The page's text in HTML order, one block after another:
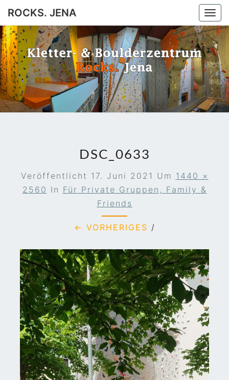
ROCKS. JENA
ROCKS.
JENA
Jena
DSC_0633
Veröffentlicht 17. Juni 2021 Um 1440 ×
2560 In Für Private Gruppen, Family &
Friends
← VORHERIGES /